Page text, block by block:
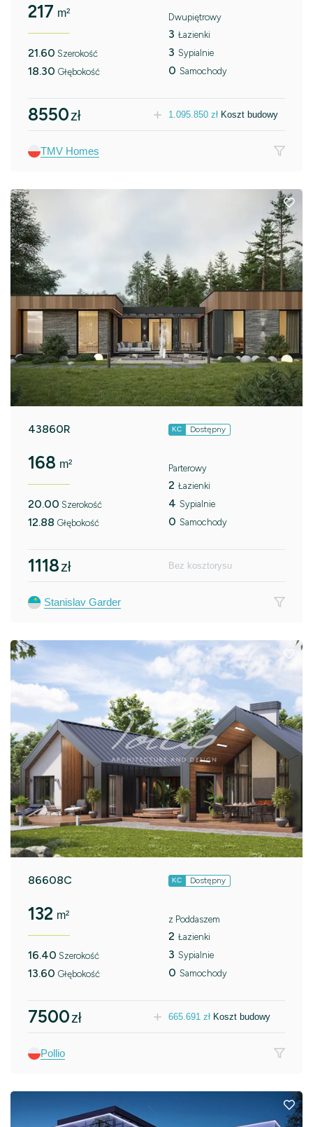
217 m²
21.60 Szerokość
18.30 Głębokość
Dwupiętrowy
3 Łazienki
3 Sypialnie
0 Samochody
8550zł 1.095.850 zł Koszt budowy
TMV Homes
43860R KC Dostępny
168 m²
20.00 Szerokość
12.88 Głębokość
Parterowy
2 Łazienki
4 Sypialnie
0 Samochody
1118zł Bez kosztorysu
Stanislav Garder
86608C KC Dostępny
132 m²
16.40 Szerokość
13.60 Głębokość
z Poddaszem
2 Łazienki
3 Sypialnie
0 Samochody
7500zł 665.691 zł Koszt budowy
Pollio